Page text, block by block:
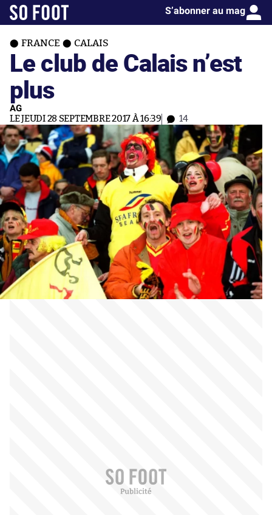
S’abonner au mag
FRANCE CALAIS
Le club de Calais n’est
plus
AG
LE JEUDI 28 SEPTEMBRE 2017 À 16:39 14